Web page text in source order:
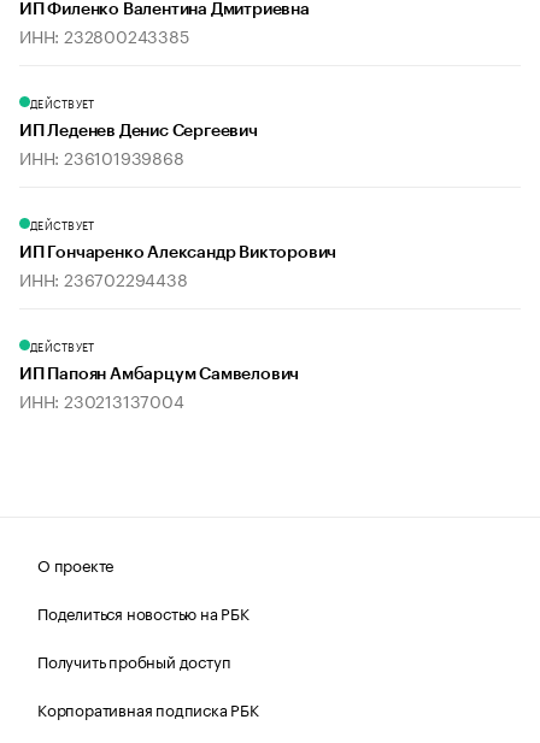
ИП Филенко Валентина Дмитриевна
ИНН: 232800243385
ДЕЙСТВУЕТ
ИП Леденев Денис Сергеевич
ИНН: 236101939868
ДЕЙСТВУЕТ
ИП Гончаренко Александр Викторович
ИНН: 236702294438
ДЕЙСТВУЕТ
ИП Папоян Амбарцум Самвелович
ИНН: 230213137004
О проекте
Поделиться новостью на РБК
Получить пробный доступ
Корпоративная подписка РБК